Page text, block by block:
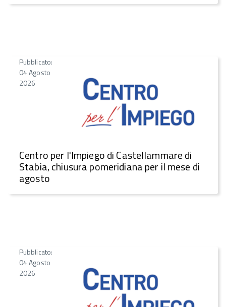
Pubblicato:
04 Agosto
2026
Centro per l'Impiego di Castellammare di
Stabia, chiusura pomeridiana per il mese di
agosto
Pubblicato:
04 Agosto
2026